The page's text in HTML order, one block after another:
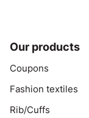
Our products
Coupons
Fashion textiles
Rib/Cuffs